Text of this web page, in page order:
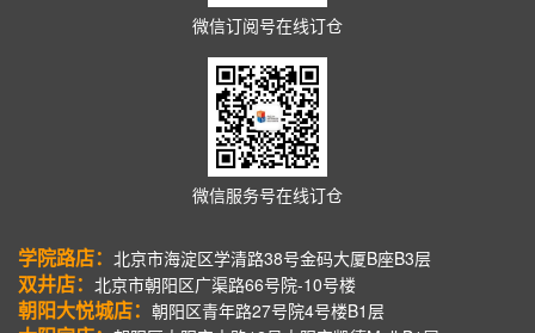
微信订阅号在线订仓
微信服务号在线订仓
学院路店： 北京市海淀区学清路38号金码大厦B座B3层
双井店： 北京市朝阳区广渠路66号院-10号楼
朝阳大悦城店： 朝阳区青年路27号院4号楼B1层